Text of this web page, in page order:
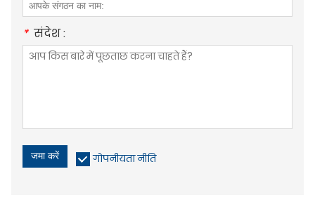
* संदेश :
जमा करें गोपनीयता नीति